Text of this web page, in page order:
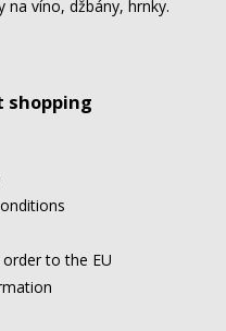
na víno, džbány, hrnky.
shopping
to the EU